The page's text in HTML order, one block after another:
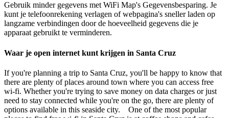
Gebruik minder gegevens met WiFi Map's Gegevensbesparing. Je
kunt je telefoonrekening verlagen of webpagina's sneller laden op
langzame verbindingen door de hoeveelheid gegevens die je
apparaat gebruikt te verminderen.
Waar je open internet kunt krijgen in Santa Cruz
If you're planning a trip to Santa Cruz, you'll be happy to know that
there are plenty of places around town where you can access free
wi-fi. Whether you're trying to save money on data charges or just
need to stay connected while you're on the go, there are plenty of
options available in this seaside city. One of the most popular